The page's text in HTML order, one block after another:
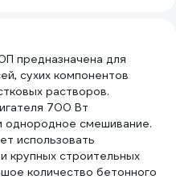
предназначена для
сухих компонентов
растворов.
700 Вт
однородное смешивание.
использовать
крупных строительных
количество бетонного